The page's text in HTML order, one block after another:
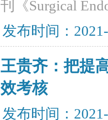
刊《Surgical
发布时间：
王贵齐：把提
效考核
发布时间：